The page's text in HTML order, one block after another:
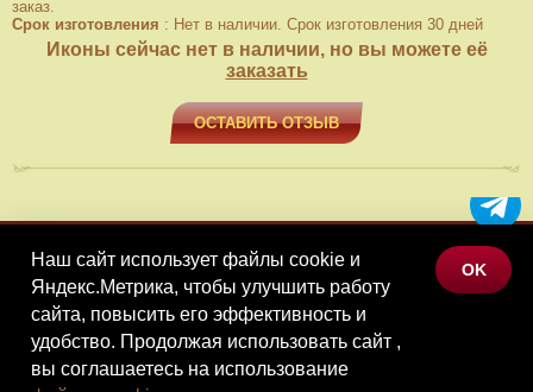
заказ.
Срок изготовления : Нет в наличии. Срок изготовления 30 дней
Иконы сейчас нет в наличии, но вы можете её
заказать
ОСТАВИТЬ ОТЗЫВ
МЕНЮ
КАТАЛОГ ТОВАРОВ
КОНТАКТЫ
Наш сайт использует файлы cookie и
Яндекс.Метрика, чтобы улучшить работу
сайта, повысить его эффективность и
удобство. Продолжая использовать сайт ,
вы соглашаетесь на использование
OK